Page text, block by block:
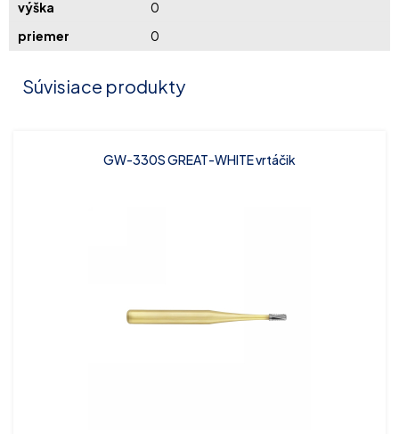
výška
0
priemer
0
Súvisiace produkty
GW-330S GREAT-WHITE vrtáčik